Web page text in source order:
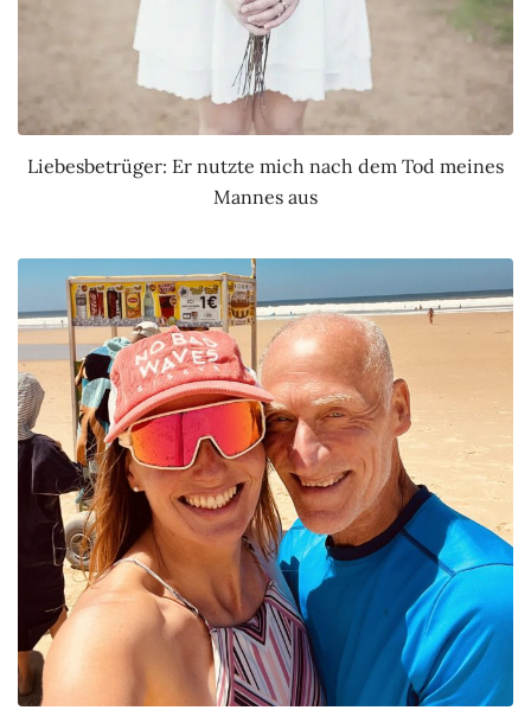
Liebesbetrüger: Er nutzte mich nach dem Tod meines
Mannes aus